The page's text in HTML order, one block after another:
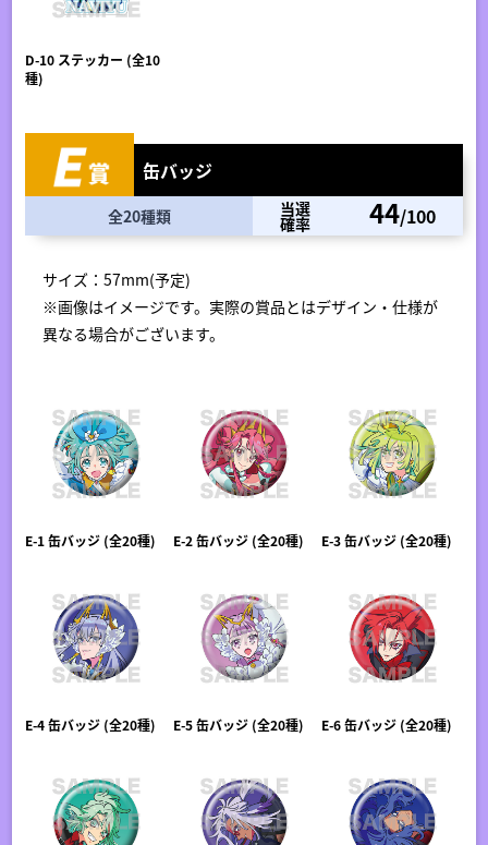
D-10 ステッカー (全10
種)
缶バッジ
全20種類 当選
確率 44/100
サイズ：57mm(予定)
※画像はイメージです。実際の賞品とはデザイン・仕様が
異なる場合がございます。
E-1 缶バッジ (全20種) E-2 缶バッジ (全20種) E-3 缶バッジ (全20種)
E-4 缶バッジ (全20種) E-5 缶バッジ (全20種) E-6 缶バッジ (全20種)